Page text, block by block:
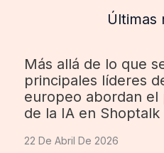
Últimas
Más allá de lo que
principales líderes
europeo abordan
de la IA en
22 De Abril De 2026